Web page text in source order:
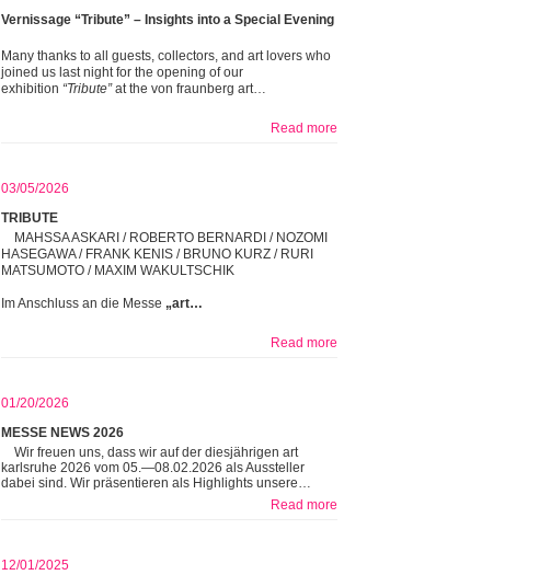
Vernissage “Tribute” – Insights into a Special Evening
Many thanks to all guests, collectors, and art lovers who
joined us last night for the opening of our
exhibition “Tribute”at the von fraunberg art…
Read more
03/05/2026
TRIBUTE
MAHSSA ASKARI / ROBERTO BERNARDI / NOZOMI
HASEGAWA / FRANK KENIS / BRUNO KURZ / RURI
MATSUMOTO / MAXIM WAKULTSCHIK
Im Anschluss an die Messe „art…
Read more
01/20/2026
MESSE NEWS 2026
Wir freuen uns, dass wir auf der diesjährigen art
karlsruhe 2026 vom 05.—08.02.2026 als Aussteller
dabei sind. Wir präsentieren als Highlights unsere…
Read more
12/01/2025